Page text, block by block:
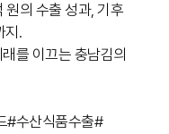
의 수출 성과, 기후
지.
를 이끄는 충남김의
#수산식품수출#